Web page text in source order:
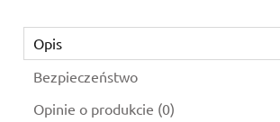
Opis
Bezpieczeństwo
Opinie o produkcie (0)